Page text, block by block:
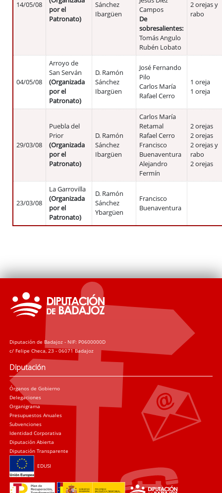
14/05/08
por el
Patronato)
Sánchez
Ibargüen
Campos
De
sobresalientes:
Tomás Angulo
Rubén Lobato
2 orejas y
rabo
04/05/08
Arroyo de
San Serván
(Organizada
por el
Patronato)
D. Ramón
Sánchez
Ibargüen
José Fernando
Pilo
Carlos María
Rafael Cerro
1 oreja
1 oreja
29/03/08
Puebla del
Prior
(Organizada
por el
Patronato)
D. Ramón
Sánchez
Ibargüen
Carlos María
Retamal
Rafael Cerro
Francisco
Buenaventura
Alejandro
Fermín
2 orejas
2 orejas
2 orejas y
rabo
2 orejas
23/03/08
La Garrovilla
(Organizada
por el
Patronato)
D. Ramón
Sánchez
Ybargüen
Francisco
Buenaventura
Diputación de Badajoz - NIF: P0600000D
c/ Felipe Checa, 23 - 06071 Badajoz
Diputación
Órganos de Gobierno
Delegaciones
Organigrama
Presupuestos Anuales
Subvenciones
Identidad Corporativa
Diputación Abierta
Diputación Transparente
EDUSI